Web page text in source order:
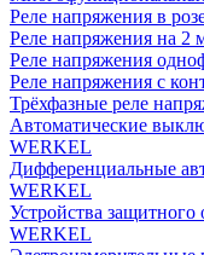
Реле напряжения в
Реле напряжения на 2
Реле напряжения
Реле напряжения с
Трёхфазные реле
Автоматические
WERKEL
Дифференциальные
WERKEL
Устройства
WERKEL